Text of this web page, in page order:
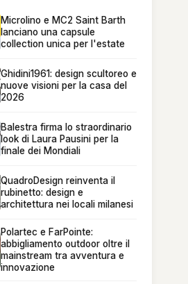
Microlino e MC2 Saint Barth
lanciano una capsule
collection unica per l'estate
Ghidini1961: design scultoreo e
nuove visioni per la casa del
2026
Balestra firma lo straordinario
look di Laura Pausini per la
finale dei Mondiali
QuadroDesign reinventa il
rubinetto: design e
architettura nei locali milanesi
Polartec e FarPointe:
abbigliamento outdoor oltre il
mainstream tra avventura e
innovazione